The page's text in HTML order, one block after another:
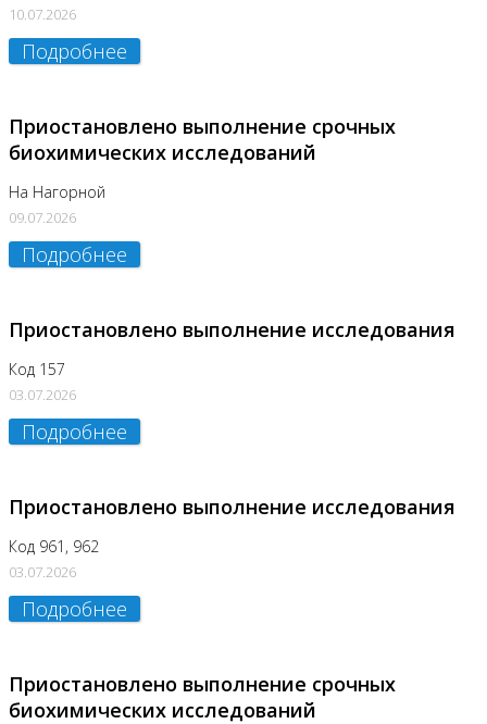
10.07.2026
Подробнее
Приостановлено выполнение срочных
биохимических исследований
На Нагорной
09.07.2026
Подробнее
Приостановлено выполнение исследования
Код 157
03.07.2026
Подробнее
Приостановлено выполнение исследования
Код 961, 962
03.07.2026
Подробнее
Приостановлено выполнение срочных
биохимических исследований